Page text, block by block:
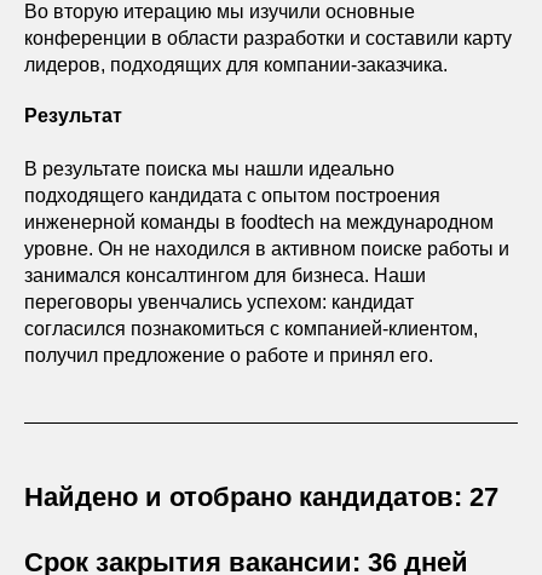
Во вторую итерацию мы изучили основные
конференции в области разработки и составили карту
лидеров, подходящих для компании-заказчика.
Результат
В результате поиска мы нашли идеально
подходящего кандидата с опытом построения
инженерной команды в foodtech на международном
уровне. Он не находился в активном поиске работы и
занимался консалтингом для бизнеса. Наши
переговоры увенчались успехом: кандидат
согласился познакомиться с компанией-клиентом,
получил предложение о работе и принял его.
Найдено и отобрано кандидатов: 27
Срок закрытия вакансии: 36 дней